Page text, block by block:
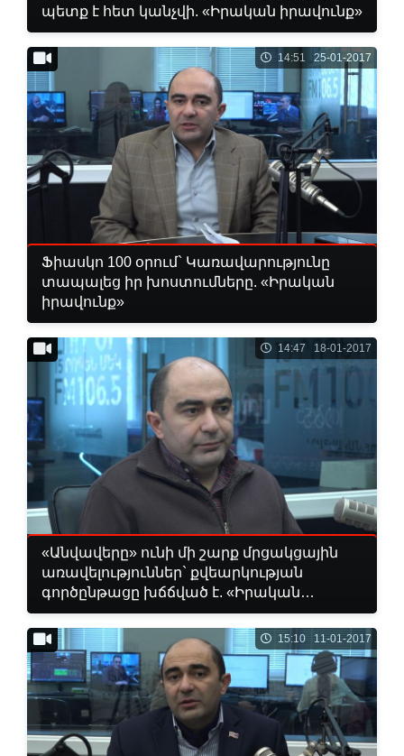
պետք է հետ կանչվի. «Իրական իրավունք»
14:51 25-01-2017
Ֆիասկո 100 օրում` Կառավարությունը
տապալեց իր խոստումները. «Իրական
իրավունք»
14:47 18-01-2017
«Անվավերը» ունի մի շարք մրցակցային
առավելություններ` քվեարկության
գործընթացը խճճված է. «Իրական
իրավունք»
15:10 11-01-2017